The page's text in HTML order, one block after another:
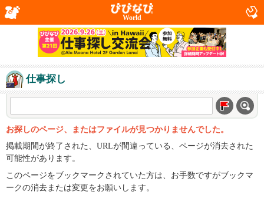
World
仕事探し
お探しのページ、またはファイルが見つかりませんでした。
掲載期間が終了された、URLが間違っている、ページが消去された
可能性があります。
このページをブックマークされていた方は、お手数ですがブックマ
ークの消去または変更をお願いします。